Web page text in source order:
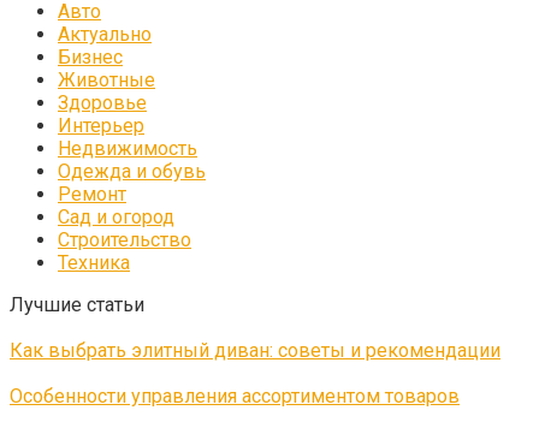
Авто
Актуально
Бизнес
Животные
Здоровье
Интерьер
Недвижимость
Одежда и обувь
Ремонт
Сад и огород
Строительство
Техника
Лучшие статьи
Как выбрать элитный диван: советы и рекомендации
Особенности управления ассортиментом товаров